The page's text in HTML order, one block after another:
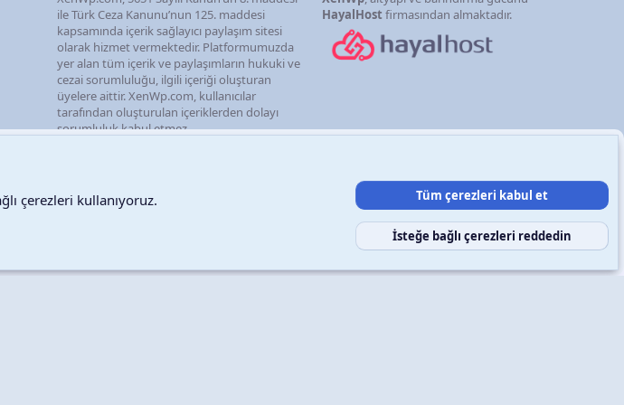
ile Türk Ceza Kanunu’nun 125. maddesi
kapsamında içerik sağlayıcı paylaşım sitesi
olarak hizmet vermektedir. Platformumuzda
yer alan tüm içerik ve paylaşımların hukuki ve
cezai sorumluluğu, ilgili içeriği oluşturan
üyelere aittir. XenWp.com, kullanıcılar
tarafından oluşturulan içeriklerden dolayı
sorumluluk kabul etmez.
HayalHost firmasından almaktadır.
Destek talepleri Gizlilik politikası Yardım Ana sayfa
çerezleri kullanıyoruz.
Tüm çerezleri kabul et
İsteğe bağlı çerezleri reddedin